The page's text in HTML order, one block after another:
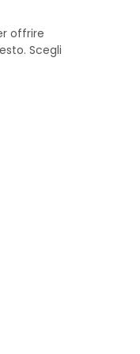
offrire
Scegli